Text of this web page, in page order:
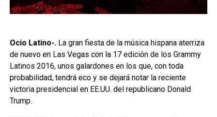
Ocio Latino-. La gran fiesta de la música hispana aterriza
de nuevo en Las Vegas con la 17 edición de los Grammy
Latinos 2016, unos galardones en los que, con toda
probabilidad, tendrá eco y se dejará notar la reciente
victoria presidencial en EE.UU. del republicano Donald
Trump.